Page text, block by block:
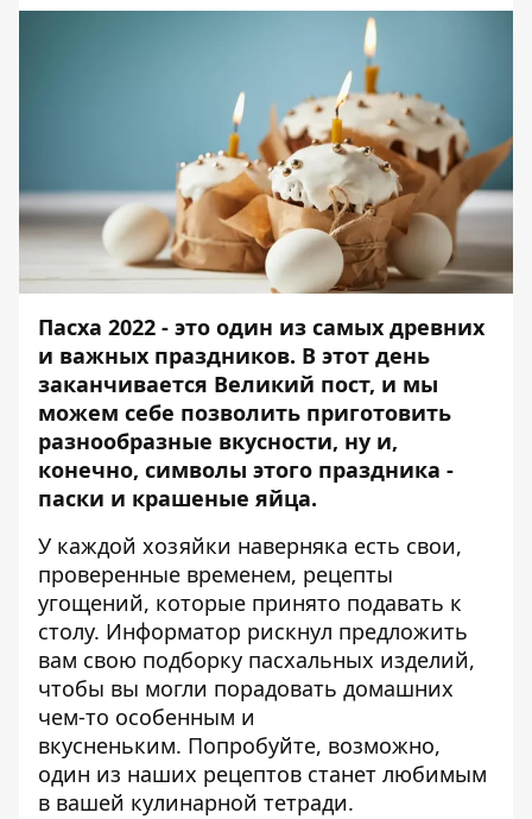
Пасха 2022 - это один из самых древних
и важных праздников. В этот день
заканчивается Великий пост, и мы
можем себе позволить приготовить
разнообразные вкусности, ну и,
конечно, символы этого праздника -
паски и крашеные яйца.
У каждой хозяйки наверняка есть свои,
проверенные временем, рецепты
угощений, которые принято подавать к
столу. Информатор рискнул предложить
вам свою подборку пасхальных изделий,
чтобы вы могли порадовать домашних
чем-то особенным и
вкусненьким. Попробуйте, возможно,
один из наших рецептов станет любимым
в вашей кулинарной тетради.